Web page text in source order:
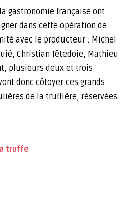
gastronomie française ont
dans cette opération de
avec le producteur : Michel
Christian Têtedoie, Mathieu
plusieurs deux et trois
donc côtoyer ces grands
de la truffière, réservées
truffe